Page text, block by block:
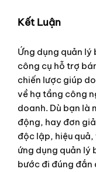
Kết Luận
Ứng dụng quản
công cụ hỗ trợ
chiến lược giúp
về hạ tầng công
doanh. Dù bạn là
động, hay đơn
độc lập, hiệu
ứng dụng quản lý
bước đi đúng đắn